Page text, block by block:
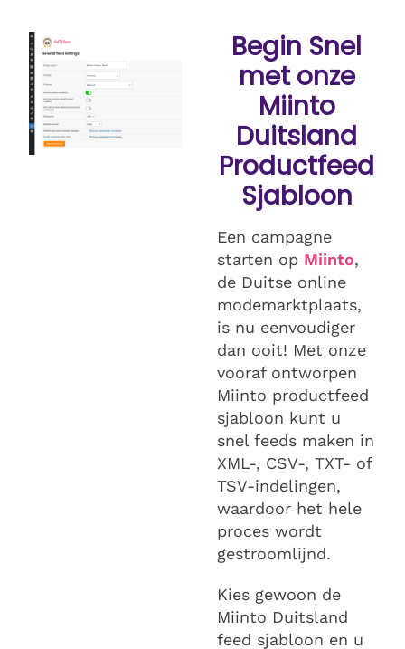
Begin Snel
met onze
Miinto
Duitsland
Productfeed
Sjabloon
Een campagne
starten op Miinto,
de Duitse online
modemarktplaats,
is nu eenvoudiger
dan ooit! Met onze
vooraf ontworpen
Miinto productfeed
sjabloon kunt u
snel feeds maken in
XML-, CSV-, TXT- of
TSV-indelingen,
waardoor het hele
proces wordt
gestroomlijnd.
Kies gewoon de
Miinto Duitsland
feed sjabloon en u